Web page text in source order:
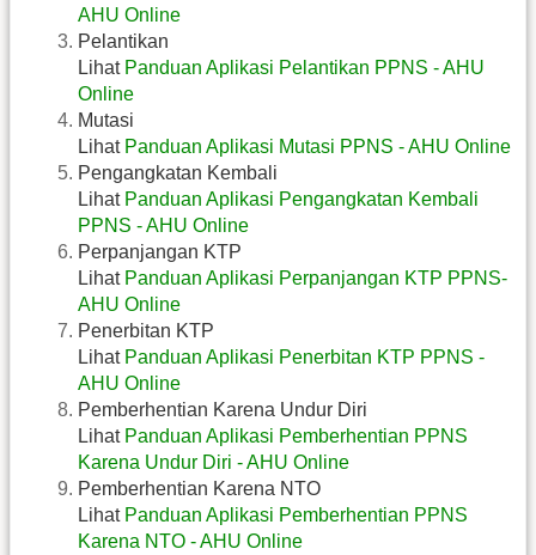
AHU Online
Pelantikan
Lihat Panduan Aplikasi Pelantikan PPNS - AHU
Online
Mutasi
Lihat Panduan Aplikasi Mutasi PPNS - AHU Online
Pengangkatan Kembali
Lihat Panduan Aplikasi Pengangkatan Kembali
PPNS - AHU Online
Perpanjangan KTP
Lihat Panduan Aplikasi Perpanjangan KTP PPNS-
AHU Online
Penerbitan KTP
Lihat Panduan Aplikasi Penerbitan KTP PPNS -
AHU Online
Pemberhentian Karena Undur Diri
Lihat Panduan Aplikasi Pemberhentian PPNS
Karena Undur Diri - AHU Online
Pemberhentian Karena NTO
Lihat Panduan Aplikasi Pemberhentian PPNS
Karena NTO - AHU Online